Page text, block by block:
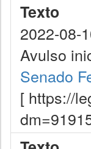
Texto
2022-08-
Avulso
Senado
[ https://